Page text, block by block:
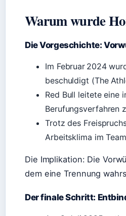
Warum wurde
Die Vorgeschichte:
Im Februar 2024
beschuldigt (The
Red Bull leitete eine
Berufungsverfahren
Trotz des
Arbeitsklima im
Die Implikation: Die
dem eine Trennung
Der finale Schritt: